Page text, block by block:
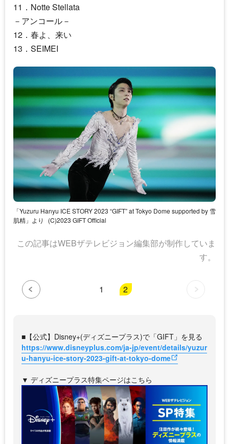
11．Notte Stellata
－アンコール－
12．春よ、来い
13．SEIMEI
「Yuzuru Hanyu ICE STORY 2023 “GIFT” at Tokyo Dome supported by 雪
肌精」より
(C)2023 GIFT Official
この記事はWEBザテレビジョン編集部が制作していま
す。
1 2
■【公式】Disney+(ディズニープラス)で「GIFT」を見る
https://www.disneyplus.com/ja-jp/event/details/yuzur
u-hanyu-ice-story-2023-gift-at-tokyo-dome
▼ ディズニープラス特集ページはこちら